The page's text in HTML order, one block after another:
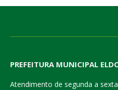
PREFEITURA MUNICIPAL
Atendimento de segunda a